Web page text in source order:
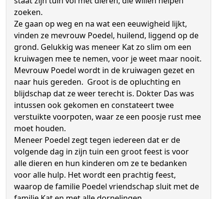
zoeken.
Ze gaan op weg en na wat een eeuwigheid lijkt,
vinden ze mevrouw Poedel, huilend, liggend op de
grond. Gelukkig was meneer Kat zo slim om een
kruiwagen mee te nemen, voor je weet maar nooit.
Mevrouw Poedel wordt in de kruiwagen gezet en
naar huis gereden. Groot is de opluchting en
blijdschap dat ze weer terecht is. Dokter Das was
intussen ook gekomen en constateert twee
verstuikte voorpoten, waar ze een poosje rust mee
moet houden.
Meneer Poedel zegt tegen iedereen dat er de
volgende dag in zijn tuin een groot feest is voor
alle dieren en hun kinderen om ze te bedanken
voor alle hulp. Het wordt een prachtig feest,
waarop de familie Poedel vriendschap sluit met de